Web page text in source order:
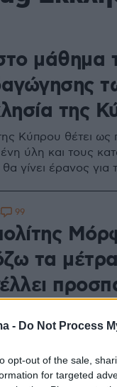
- Do Not Process
opt-out of the sale,
for targeted
μάθημα
της
Κύπρου θέτει ως
ύλη και τους
γίνει έρανος
τα
Ακολουθίες και
αναφέρει, «θα
99